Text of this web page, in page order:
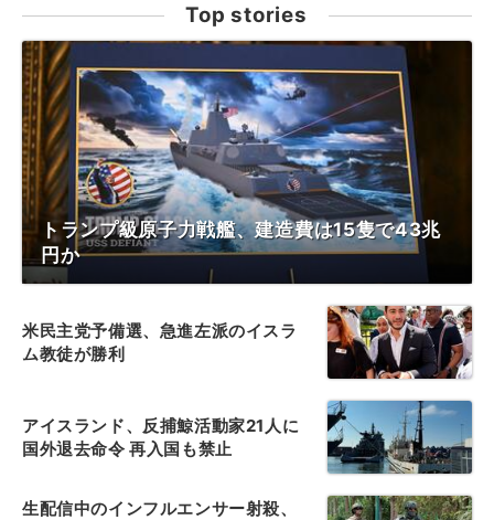
Top stories
トランプ級原子力戦艦、建造費は15隻で43兆
円か
米民主党予備選、急進左派のイスラ
ム教徒が勝利
アイスランド、反捕鯨活動家21人に
国外退去命令 再入国も禁止
生配信中のインフルエンサー射殺、